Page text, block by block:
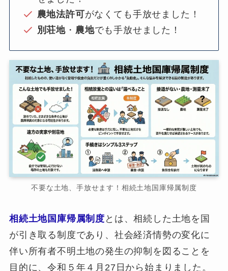
農地法許可がなくても手放せました！
別荘地 ・ 農地でも手放せました！
不要な土地、手放せます！相続土地国庫帰属制度
相続土地国庫帰属制度 とは、相続した土地を国
が引き取る制度であり、社会経済情勢の変化に
伴い所有者不明土地の発生の抑制を図ることを
目的に、令和５年４月27日から始まりました。